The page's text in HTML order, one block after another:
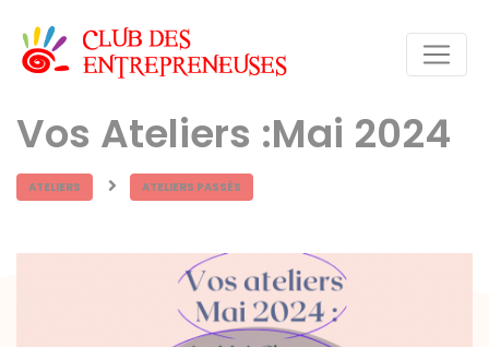
Vos Ateliers :Mai 2024
ATELIERS ATELIERS PASSÉS